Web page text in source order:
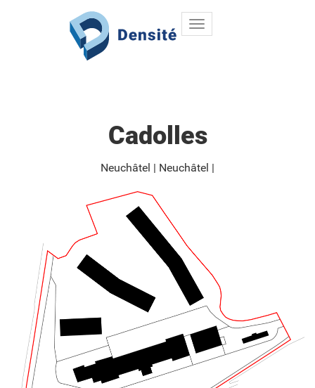
Aller au contenu principal
Toggle
Cadolles
Neuchâtel Neuchâtel